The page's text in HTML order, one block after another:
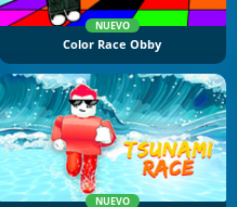
NUEVO
Color Race Obby
NUEVO